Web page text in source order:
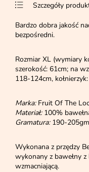
Szczegóły
Bardzo dobra jakość
bezpośredni.
Rozmiar XL (wymiary
szerokość: 61cm; na
118-124cm,
Marka:Fruit Of The
Materiał:100%
Gramatura:190-205gm
Wykonana z przędzy
wykonany z bawełny
wzmacniającą.